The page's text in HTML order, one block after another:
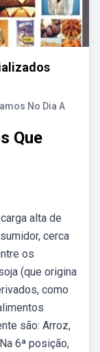
No Dia A
Que
alta de
cerca
os
(que origina
como
são: Arroz,
6ª posição,